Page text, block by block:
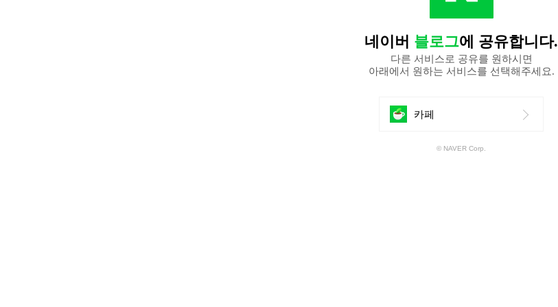
네이버 블로그에 공유합니다.
다른 서비스로 공유를 원하시면
아래에서 원하는 서비스를 선택해주세요.
카페
공
© NAVER Corp.